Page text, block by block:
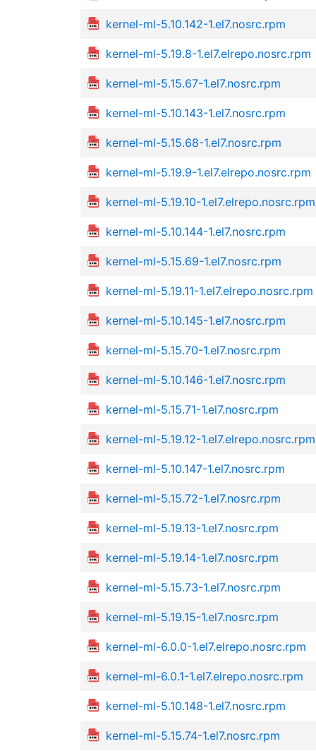
kernel-ml-5.10.142-1.el7.nosrc.rpm
kernel-ml-5.19.8-1.el7.elrepo.nosrc.rpm
kernel-ml-5.15.67-1.el7.nosrc.rpm
kernel-ml-5.10.143-1.el7.nosrc.rpm
kernel-ml-5.15.68-1.el7.nosrc.rpm
kernel-ml-5.19.9-1.el7.elrepo.nosrc.rpm
kernel-ml-5.19.10-1.el7.elrepo.nosrc.rpm
kernel-ml-5.10.144-1.el7.nosrc.rpm
kernel-ml-5.15.69-1.el7.nosrc.rpm
kernel-ml-5.19.11-1.el7.elrepo.nosrc.rpm
kernel-ml-5.10.145-1.el7.nosrc.rpm
kernel-ml-5.15.70-1.el7.nosrc.rpm
kernel-ml-5.10.146-1.el7.nosrc.rpm
kernel-ml-5.15.71-1.el7.nosrc.rpm
kernel-ml-5.19.12-1.el7.elrepo.nosrc.rpm
kernel-ml-5.10.147-1.el7.nosrc.rpm
kernel-ml-5.15.72-1.el7.nosrc.rpm
kernel-ml-5.19.13-1.el7.nosrc.rpm
kernel-ml-5.19.14-1.el7.nosrc.rpm
kernel-ml-5.15.73-1.el7.nosrc.rpm
kernel-ml-5.19.15-1.el7.nosrc.rpm
kernel-ml-6.0.0-1.el7.elrepo.nosrc.rpm
kernel-ml-6.0.1-1.el7.elrepo.nosrc.rpm
kernel-ml-5.10.148-1.el7.nosrc.rpm
kernel-ml-5.15.74-1.el7.nosrc.rpm